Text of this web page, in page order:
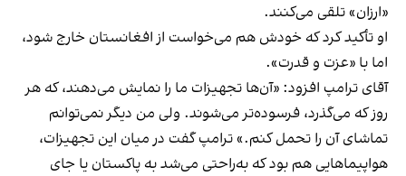
«ارزان» تلقی می‌کنند.
او تأکید کرد که خودش هم می‌خواست از افغانستان خارج شود،
اما با «عزت و قدرت».
آقای ترامپ افزود: «آن‌ها تجهیزات ما را نمایش می‌دهند، که هر
روز که می‌گذرد، فرسوده‌تر می‌شوند. ولی من دیگر نمی‌توانم
تماشای آن را تحمل کنم.» ترامپ گفت در میان این تجهیزات،
هواپیماهایی هم بود که به‌راحتی می‌شد به پاکستان یا جای